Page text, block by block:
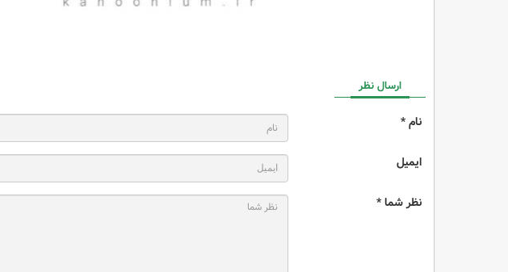
ارسال نظر
نام *
ایمیل
نظر شما *